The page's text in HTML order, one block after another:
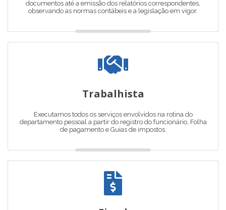
documentos até a emissão dos relatórios correspondentes,
observando as normas contábeis e a legislação em vigor.
Trabalhista
Executamos todos os serviços envolvidos na rotina do
departamento pessoal a partir do registro do funcionário, Folha
de pagamento e Guias de impostos.